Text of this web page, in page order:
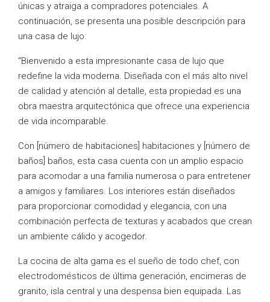
únicas y atraiga a compradores potenciales. A
continuación, se presenta una posible descripción para
una casa de lujo:
“Bienvenido a esta impresionante casa de lujo que
redefine la vida moderna. Diseñada con el más alto nivel
de calidad y atención al detalle, esta propiedad es una
obra maestra arquitectónica que ofrece una experiencia
de vida incomparable.
Con [número de habitaciones] habitaciones y [número de
baños] baños, esta casa cuenta con un amplio espacio
para acomodar a una familia numerosa o para entretener
a amigos y familiares. Los interiores están diseñados
para proporcionar comodidad y elegancia, con una
combinación perfecta de texturas y acabados que crean
un ambiente cálido y acogedor.
La cocina de alta gama es el sueño de todo chef, con
electrodomésticos de última generación, encimeras de
granito, isla central y una despensa bien equipada. Las